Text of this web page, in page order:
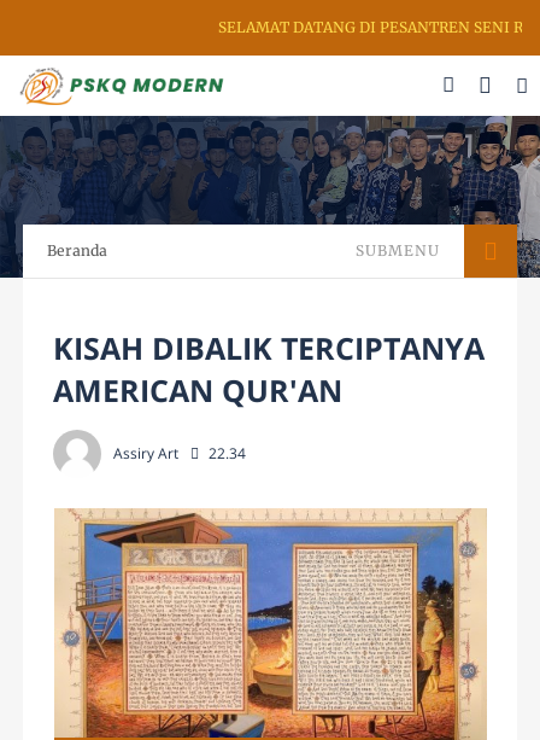
SELAMAT DATANG DI PESANTREN SENI
Beranda SUBMENU
KISAH DIBALIK TERCIPTANYA
AMERICAN QUR'AN
Assiry Art 22.34